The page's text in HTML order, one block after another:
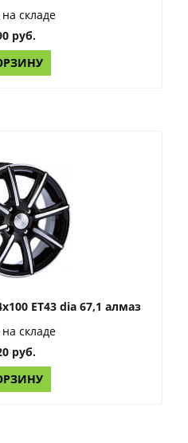
на складе
руб.
ET43 dia 67,1 алмаз
на складе
руб.